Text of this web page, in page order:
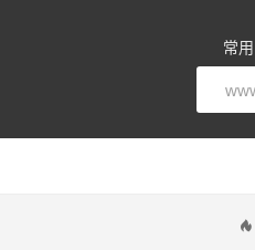
常用